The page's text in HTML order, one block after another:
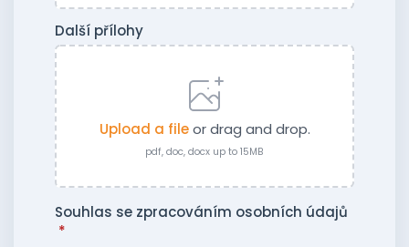
Další přílohy
Upload a fileor drag and drop.
pdf, doc, docx up to 15MB
Souhlas se zpracováním osobních údajů
*